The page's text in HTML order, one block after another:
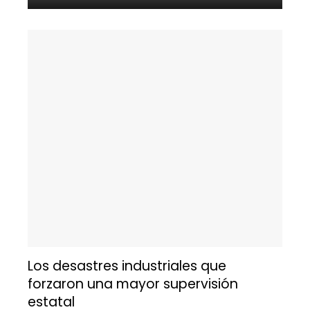
Los desastres industriales que
forzaron una mayor supervisión
estatal